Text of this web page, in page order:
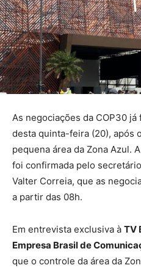
As negociações da COP30
desta quinta-feira (20), após
pequena área da Zona Azul.
foi confirmada pelo
Valter Correia, que as
a partir das 08h.
Em entrevista exclusiva à TV
Empresa Brasil de
que o controle da área da